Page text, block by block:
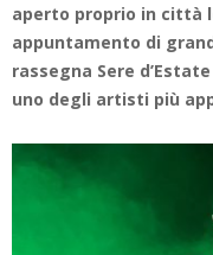
aperto proprio in città
appuntamento di
rassegna Sere
uno degli artisti più